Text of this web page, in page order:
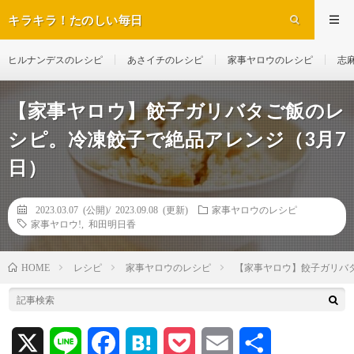
キラキラ！たのしい毎日
ヒルナンデスのレシピ あさイチのレシピ 家事ヤロウのレシピ 志
【家事ヤロウ】餃子ガリバタご飯のレ
シピ。冷凍餃子で絶品アレンジ（3月7
日）
2023.03.07 (公開)/ 2023.09.08 (更新)
家事ヤロウのレシピ
家事ヤロウ!
和田明日香
HOME レシピ 家事ヤロウのレシピ 【家事ヤロウ】餃子ガリ